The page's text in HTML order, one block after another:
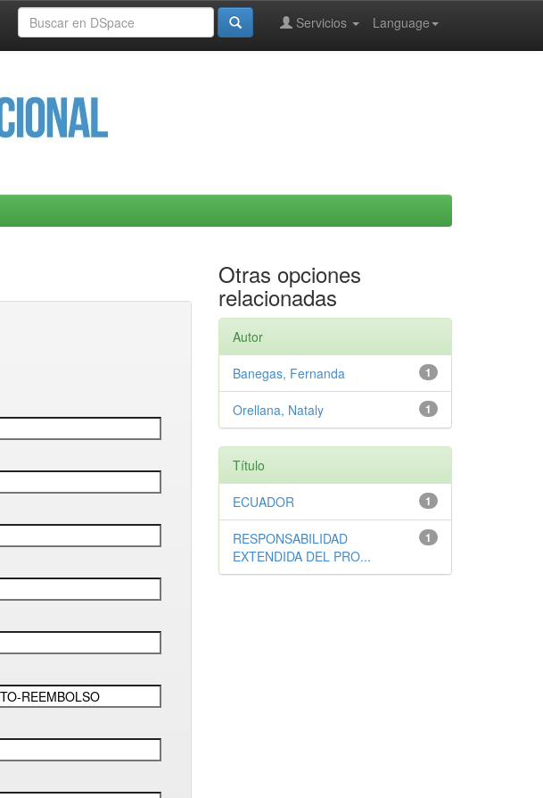
Language
Servicios
Otras opciones
relacionadas
Autor
1
Banegas, Fernanda
1
Orellana, Nataly
Título
1
ECUADOR
1
RESPONSABILIDAD
EXTENDIDA DEL PRO...